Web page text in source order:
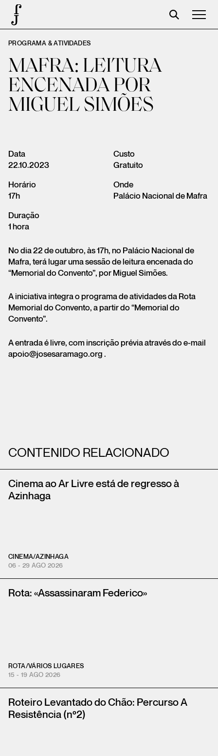
José Saramago
Programación
La Fundación
Aparceros
Tienda
Carrito
Acceso
PROGRAMA & ATIVIDADES
MAFRA: LEITURA
ENCENADA POR
MIGUEL SIMÕES
Data
22.10.2023
Horário
17h
Duração
1 hora
Custo
Gratuito
Onde
Palácio Nacional de Mafra
No dia 22 de outubro, às 17h, no Palácio Nacional de
Mafra, terá lugar uma sessão de leitura encenada do
“Memorial do Convento”, por Miguel Simões.
A iniciativa integra o programa de atividades da Rota
Memorial do Convento, a partir do “Memorial do
Convento”.
A entrada é livre, com inscrição prévia através do e-mail
apoio@josesaramago.org .
CONTENIDO RELACIONADO
Cinema ao Ar Livre está de regresso à
Azinhaga
CINEMA/AZINHAGA
06 - 29 AGO 2026
Rota: «Assassinaram Federico»
ROTA/VÁRIOS LUGARES
15 - 19 AGO 2026
Roteiro Levantado do Chão: Percurso A
Resistência (nº2)